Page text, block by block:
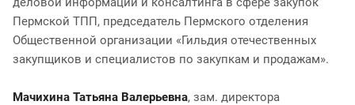
Пермской ТПП, председатель Пермского отделения
Общественной организации «Гильдия отечественных
закупщиков и специалистов по закупкам и продажам».
Мачихина Татьяна Валерьевна, зам. директора